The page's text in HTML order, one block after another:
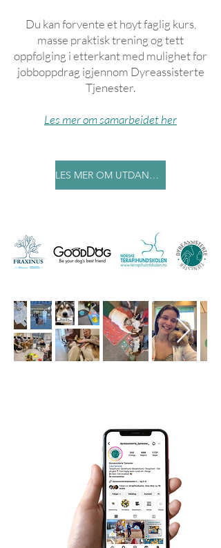
Du kan forvente et høyt faglig kurs,
masse praktisk trening og tett
oppfølging i etterkant med mulighet for
jobboppdrag igjennom Dyreassisterte
Tjenester.
Les mer om samarbeidet her
LES MER OM UTDANNINGEN